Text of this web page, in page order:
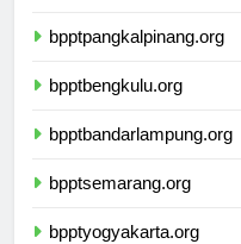
bpptpangkalpinang.org
bpptbengkulu.org
bpptbandarlampung.org
bpptsemarang.org
bpptyogyakarta.org